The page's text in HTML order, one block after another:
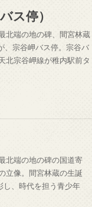
ス停）
北端の地の碑、間宮林蔵
、宗谷岬バス停。宗谷バ
北宗谷岬線が稚内駅前タ
北端の地の碑の国道寄
立像。間宮林蔵の生誕
、時代を担う青少年